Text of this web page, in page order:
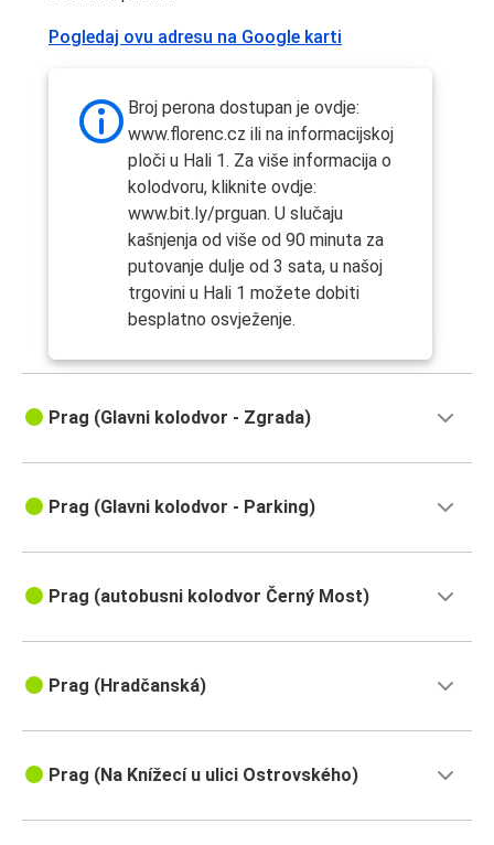
Pogledaj ovu adresu na Google karti
Broj perona dostupan je ovdje:
www.florenc.cz ili na informacijskoj
ploči u Hali 1. Za više informacija o
kolodvoru, kliknite ovdje:
www.bit.ly/prguan. U slučaju
kašnjenja od više od 90 minuta za
putovanje dulje od 3 sata, u našoj
trgovini u Hali 1 možete dobiti
besplatno osvježenje.
Prag (Glavni kolodvor - Zgrada)
Prag (Glavni kolodvor - Parking)
Prag (autobusni kolodvor Černý Most)
Prag (Hradčanská)
Prag (Na Knížecí u ulici Ostrovského)